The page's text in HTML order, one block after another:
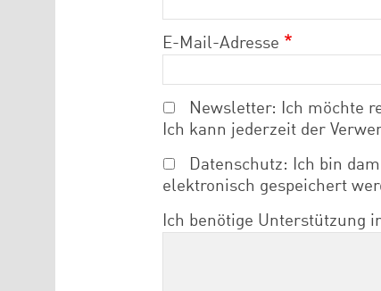
E-Mail-Adresse
Newsletter: Ich möchte
Ich kann jederzeit der
Datenschutz: Ich bin
elektronisch gespeichert
Ich benötige Unterstützung